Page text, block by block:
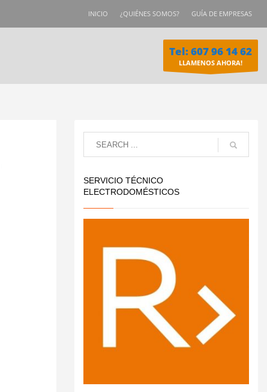
INICIO ¿QUIÉNES SOMOS? GUÍA DE EMPRESAS
Tel: 607 96 14 62
LLAMENOS AHORA!
SERVICIO TÉCNICO
ELECTRODOMÉSTICOS